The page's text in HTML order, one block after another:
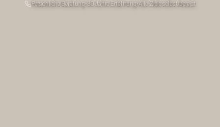
Persönliche Beratung•30 Jahre Erfahrung•Alle Ziele selbst bereist